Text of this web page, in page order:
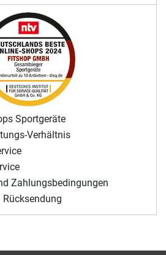
Sportgeräte
Verhältnis
Zahlungsbedingungen